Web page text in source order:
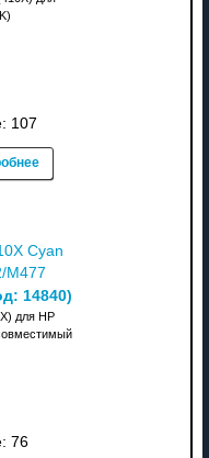
107
Cyan
M477
14840)
для HP
76